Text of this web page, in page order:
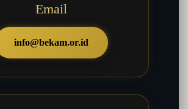
Email
info@bekam.or.id